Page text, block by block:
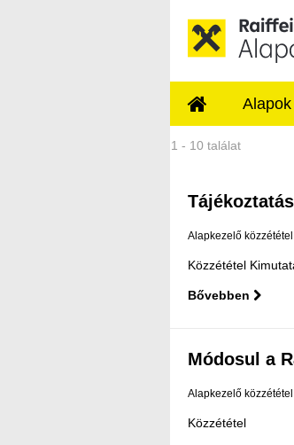
Alapok
1 - 10 találat
Alapkezelő közzététel
Közzététel
Bővebben
Módosul a
Alapkezelő közzététel
Közzététel